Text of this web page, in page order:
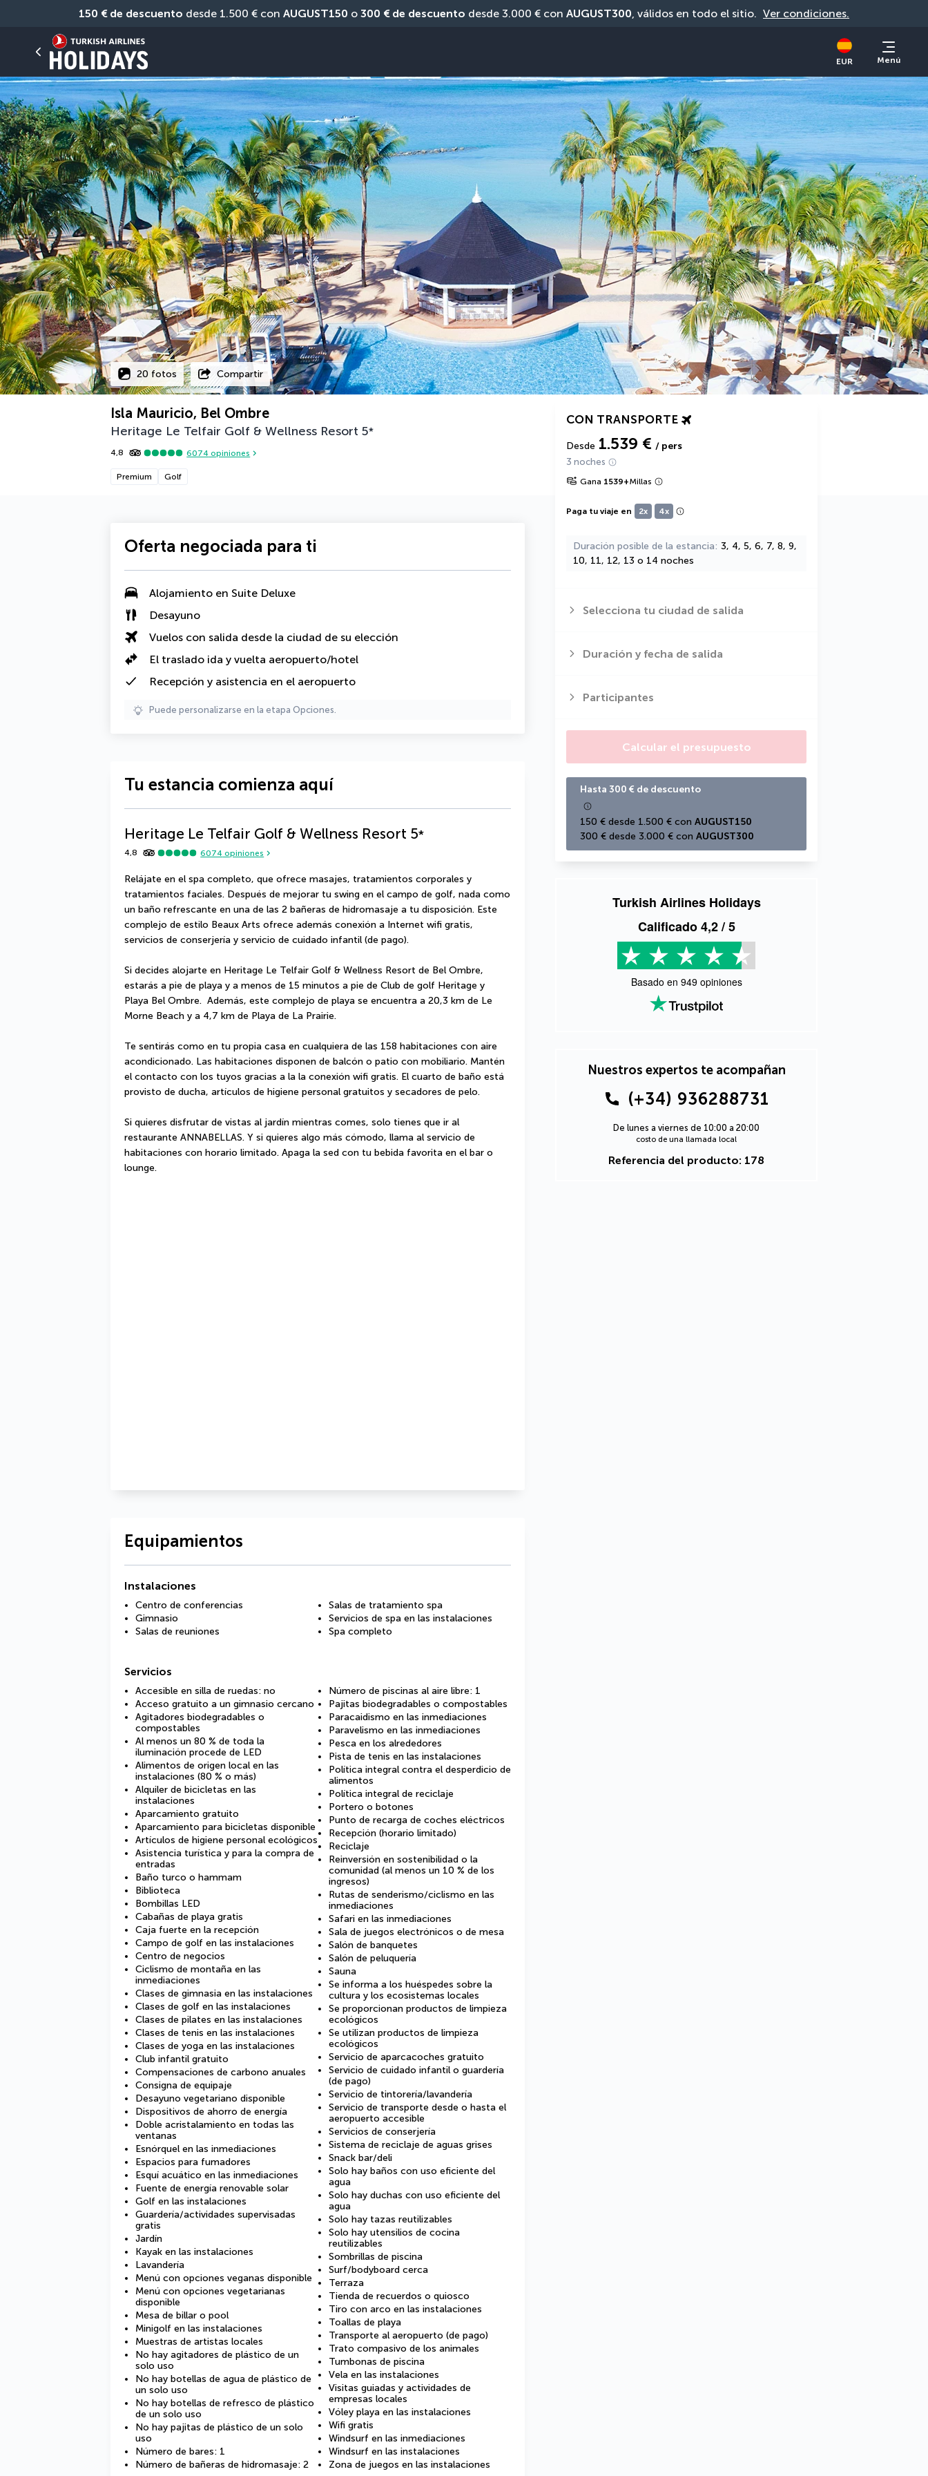
150 € de descuento desde 1.500 € con AUGUST150 o 300 € de descuento desde 3.000 € con AUGUST300, válidos en todo el sitio. Ver condiciones.
EUR Menú
20 fotos Compartir
Isla Mauricio, Bel Ombre
Heritage Le Telfair Golf & Wellness Resort 5*
4,8 6074 opiniones
Premium Golf
CON TRANSPORTE
Desde 1.539 € / pers
3 noches
Gana 1539+Millas
Paga tu viaje en 2x 4x
Duración posible de la estancia 3, 4, 5, 6, 7, 8, 9,
10, 11, 12, 13 o 14 noches
Selecciona tu ciudad de salida
Duración y fecha de salida
Participantes
Calcular el presupuesto
Hasta 300 € de descuento
150 € desde 1.500 € con AUGUST150
300 € desde 3.000 € con AUGUST300
Turkish Airlines Holidays
Calificado4,2/ 5
Basado en 949opiniones
Nuestros expertos te acompañan
(+34) 936288731
De lunes a viernes de 10:00 a 20:00
costo de una llamada local
Referencia del producto: 178
Oferta negociada para ti
Alojamiento en Suite Deluxe
Desayuno
Vuelos con salida desde la ciudad de su elección
El traslado ida y vuelta aeropuerto/hotel
Recepción y asistencia en el aeropuerto
Puede personalizarse en la etapa Opciones.
Tu estancia comienza aquí
Heritage Le Telfair Golf & Wellness Resort 5*
4,8 6074 opiniones
Relájate en el spa completo, que ofrece masajes, tratamientos corporales y
tratamientos faciales. Después de mejorar tu swing en el campo de golf, nada como
un baño refrescante en una de las 2 bañeras de hidromasaje a tu disposición. Este
complejo de estilo Beaux Arts ofrece además conexión a Internet wifi gratis,
servicios de conserjería y servicio de cuidado infantil (de pago).
Si decides alojarte en Heritage Le Telfair Golf & Wellness Resort de Bel Ombre,
estarás a pie de playa y a menos de 15 minutos a pie de Club de golf Heritage y
Playa Bel Ombre.  Además, este complejo de playa se encuentra a 20,3 km de Le
Morne Beach y a 4,7 km de Playa de La Prairie.
Te sentirás como en tu propia casa en cualquiera de las 158 habitaciones con aire
acondicionado. Las habitaciones disponen de balcón o patio con mobiliario. Mantén
el contacto con los tuyos gracias a la la conexión wifi gratis. El cuarto de baño está
provisto de ducha, artículos de higiene personal gratuitos y secadores de pelo.
Si quieres disfrutar de vistas al jardín mientras comes, solo tienes que ir al
restaurante ANNABELLAS. Y si quieres algo más cómodo, llama al servicio de
habitaciones con horario limitado. Apaga la sed con tu bebida favorita en el bar o
lounge.
Equipamientos
Instalaciones
Centro de conferencias
Gimnasio
Salas de reuniones
Salas de tratamiento spa
Servicios de spa en las instalaciones
Spa completo
Servicios
Accesible en silla de ruedas: no
Acceso gratuito a un gimnasio cercano
Agitadores biodegradables o
compostables
Al menos un 80 % de toda la
iluminación procede de LED
Alimentos de origen local en las
instalaciones (80 % o más)
Alquiler de bicicletas en las
instalaciones
Aparcamiento gratuito
Aparcamiento para bicicletas disponible
Artículos de higiene personal ecológicos
Asistencia turística y para la compra de
entradas
Baño turco o hammam
Biblioteca
Bombillas LED
Cabañas de playa gratis
Caja fuerte en la recepción
Campo de golf en las instalaciones
Centro de negocios
Ciclismo de montaña en las
inmediaciones
Clases de gimnasia en las instalaciones
Clases de golf en las instalaciones
Clases de pilates en las instalaciones
Clases de tenis en las instalaciones
Clases de yoga en las instalaciones
Club infantil gratuito
Compensaciones de carbono anuales
Consigna de equipaje
Desayuno vegetariano disponible
Dispositivos de ahorro de energía
Doble acristalamiento en todas las
ventanas
Esnórquel en las inmediaciones
Espacios para fumadores
Esquí acuático en las inmediaciones
Fuente de energía renovable solar
Golf en las instalaciones
Guardería/actividades supervisadas
gratis
Jardín
Kayak en las instalaciones
Lavandería
Menú con opciones veganas disponible
Menú con opciones vegetarianas
disponible
Mesa de billar o pool
Minigolf en las instalaciones
Muestras de artistas locales
No hay agitadores de plástico de un
solo uso
No hay botellas de agua de plástico de
un solo uso
No hay botellas de refresco de plástico
de un solo uso
No hay pajitas de plástico de un solo
uso
Número de bares: 1
Número de bañeras de hidromasaje: 2
Número de piscinas al aire libre: 1
Pajitas biodegradables o compostables
Paracaidismo en las inmediaciones
Paravelismo en las inmediaciones
Pesca en los alrededores
Pista de tenis en las instalaciones
Política integral contra el desperdicio de
alimentos
Política integral de reciclaje
Portero o botones
Punto de recarga de coches eléctricos
Recepción (horario limitado)
Reciclaje
Reinversión en sostenibilidad o la
comunidad (al menos un 10 % de los
ingresos)
Rutas de senderismo/ciclismo en las
inmediaciones
Safari en las inmediaciones
Sala de juegos electrónicos o de mesa
Salón de banquetes
Salón de peluquería
Sauna
Se informa a los huéspedes sobre la
cultura y los ecosistemas locales
Se proporcionan productos de limpieza
ecológicos
Se utilizan productos de limpieza
ecológicos
Servicio de aparcacoches gratuito
Servicio de cuidado infantil o guardería
(de pago)
Servicio de tintorería/lavandería
Servicio de transporte desde o hasta el
aeropuerto accesible
Servicios de conserjería
Sistema de reciclaje de aguas grises
Snack bar/deli
Solo hay baños con uso eficiente del
agua
Solo hay duchas con uso eficiente del
agua
Solo hay tazas reutilizables
Solo hay utensilios de cocina
reutilizables
Sombrillas de piscina
Surf/bodyboard cerca
Terraza
Tienda de recuerdos o quiosco
Tiro con arco en las instalaciones
Toallas de playa
Transporte al aeropuerto (de pago)
Trato compasivo de los animales
Tumbonas de piscina
Vela en las instalaciones
Visitas guiadas y actividades de
empresas locales
Vóley playa en las instalaciones
Wifi gratis
Windsurf en las inmediaciones
Windsurf en las instalaciones
Zona de juegos en las instalaciones